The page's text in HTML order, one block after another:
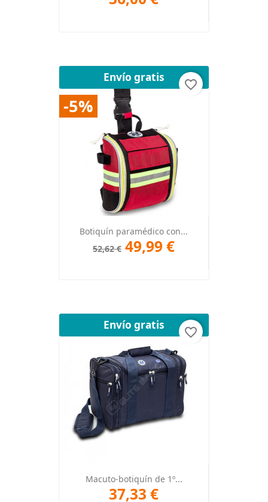
Botiquín paramédico con...
52,62 € 49,99 €
Envío gratis
-5%
favorite_border
Macuto-botiquín de 1º...
37,33 €
Envío gratis
favorite_border